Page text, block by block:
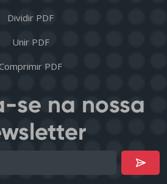
Dividir PDF
Unir PDF
PDF
se na nossa